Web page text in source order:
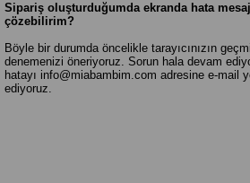
Sipariş oluşturduğumda ekranda hata
çözebilirim?
Böyle bir durumda öncelikle tarayıcınızın
denemenizi öneriyoruz. Sorun hala devam
hatayı info@miabambim.com adresine e-mail
ediyoruz.